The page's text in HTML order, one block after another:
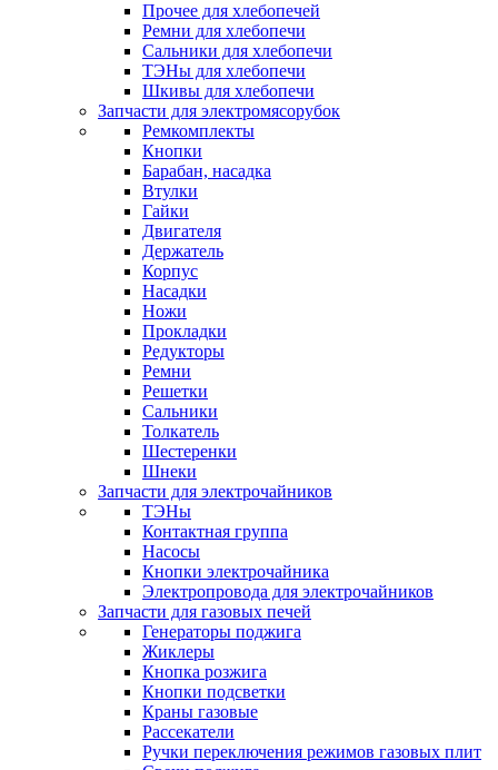
Прочее для хлебопечей
Ремни для хлебопечи
Сальники для хлебопечи
ТЭНы для хлебопечи
Шкивы для хлебопечи
Запчасти для электромясорубок
Ремкомплекты
Кнопки
Барабан, насадка
Втулки
Гайки
Двигателя
Держатель
Корпус
Насадки
Ножи
Прокладки
Редукторы
Ремни
Решетки
Сальники
Толкатель
Шестеренки
Шнеки
Запчасти для электрочайников
ТЭНы
Контактная группа
Насосы
Кнопки электрочайника
Электропровода для электрочайников
Запчасти для газовых печей
Генераторы поджига
Жиклеры
Кнопка розжига
Кнопки подсветки
Краны газовые
Рассекатели
Ручки переключения режимов газовых плит